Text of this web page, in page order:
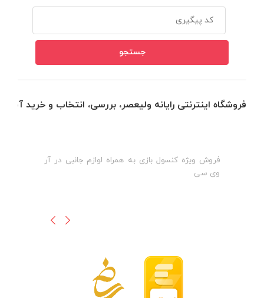
فروشگاه اینترنتی رایانه ولیعصر، بررسی، انتخاب و خرید
فروش ویژه کنسول بازی به همراه لوازم جانبی در آر
وی سی